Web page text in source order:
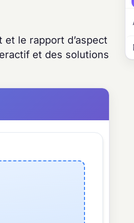
le rapport d’aspect
et des solutions